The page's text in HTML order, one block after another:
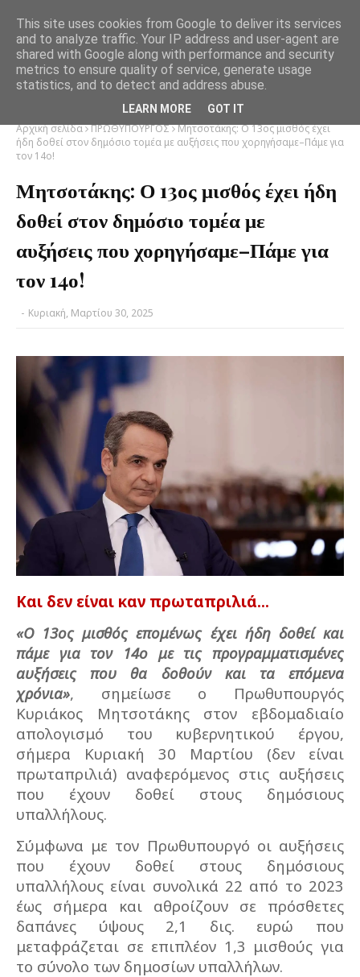
Αρχική σελίδα ΠΡΩΘΥΠΟΥΡΓΟΣ Μητσοτάκης: Ο 13ος μισθός έχει
ήδη δοθεί στον δημόσιο τομέα με αυξήσεις που χορηγήσαμε–Πάμε για
τον 14ο!
Μητσοτάκης: Ο 13ος μισθός έχει ήδη
δοθεί στον δημόσιο τομέα με
αυξήσεις που χορηγήσαμε–Πάμε για
τον 14ο!
- Κυριακή, Μαρτίου 30, 2025
Και δεν είναι καν πρωταπριλιά...
«Ο 13ος μισθός επομένως έχει ήδη δοθεί και
πάμε για τον 14ο με τις προγραμματισμένες
αυξήσεις που θα δοθούν και τα επόμενα
χρόνια», σημείωσε ο Πρωθυπουργός
Κυριάκος Μητσοτάκης στον εβδομαδιαίο
απολογισμό του κυβερνητικού έργου,
σήμερα Κυριακή 30 Μαρτίου (δεν είναι
πρωταπριλιά) αναφερόμενος στις αυξήσεις
που έχουν δοθεί στους δημόσιους
υπαλλήλους.
Σύμφωνα με τον Πρωθυπουργό οι αυξήσεις
που έχουν δοθεί στους δημόσιους
υπαλλήλους είναι συνολικά 22 από το 2023
έως σήμερα και αθροίζουν σε πρόσθετες
δαπάνες ύψους 2,1 δις. ευρώ που
μεταφράζεται σε επιπλέον 1,3 μισθούς για
το σύνολο των δημοσίων υπαλλήλων.
This site uses cookies from Google to deliver its services
and to analyze traffic. Your IP address and user-agent are
shared with Google along with performance and security
metrics to ensure quality of service, generate usage
statistics, and to detect and address abuse.
LEARN MORE GOT IT